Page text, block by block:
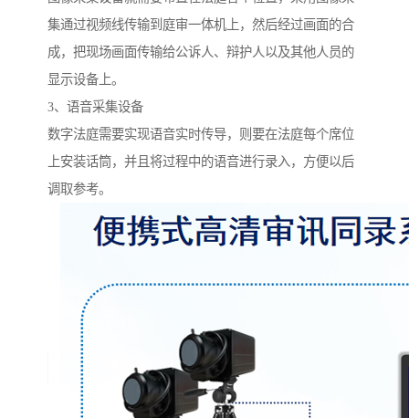
集通过视频线传输到庭审一体机上，然后经过画面的合
成，把现场画面传输给公诉人、辩护人以及其他人员的
显示设备上。
3、语音采集设备
数字法庭需要实现语音实时传导，则要在法庭每个席位
上安装话筒，并且将过程中的语音进行录入，方便以后
调取参考。